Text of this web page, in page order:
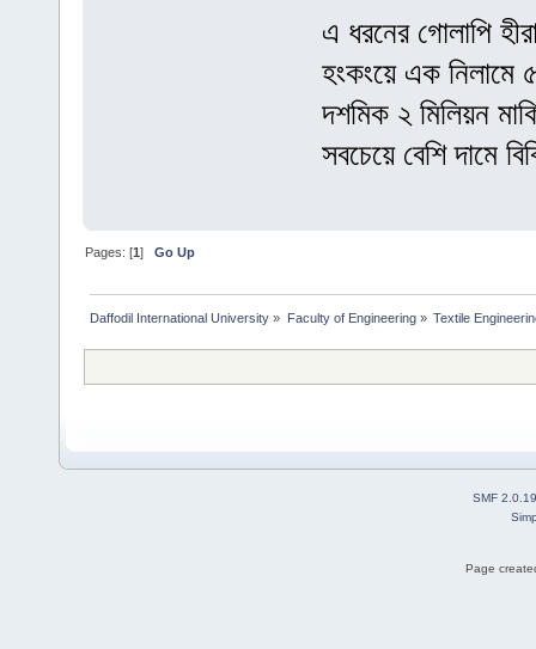
এ ধরনের গোলাপি
হংকংয়ে এক নিলামে
দশমিক ২ মিলিয়ন
সবচেয়ে বেশি দামে
Pages: [1]Go Up
Daffodil International University » Faculty of Engineering» Textile
SMF 2.0.19
Page